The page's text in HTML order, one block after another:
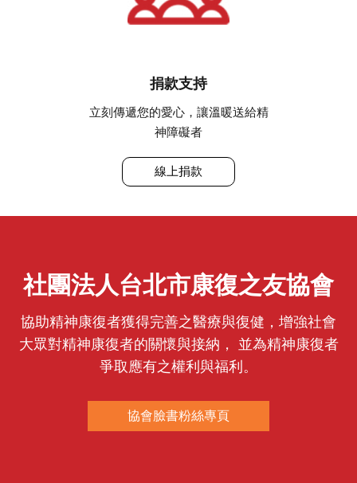
捐款支持
立刻傳遞您的愛心，讓溫暖送給精
神障礙者
線上捐款
社團法人台北市康復之友協會
協助精神康復者獲得完善之醫療與復健，增強社會
大眾對精神康復者的關懷與接納， 並為精神康復者
爭取應有之權利與福利。
協會臉書粉絲專頁